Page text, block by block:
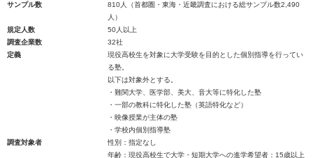
サンプル数
810人（首都圏・東海・近畿調査における総サンプル数2,490
人）
規定人数
50人以上
調査企業数
32社
定義
現役高校生を対象に大学受験を目的とした個別指導を行ってい
る塾。
以下は対象外とする。
・難関大学、医学部、美大、音大等に特化した塾
・一部の教科に特化した塾（英語特化など）
・映像授業が主体の塾
・学校内個別指導塾
調査対象者
性別：指定なし
年齢：現役高校生で大学・短期大学への進学希望者：15歳以上